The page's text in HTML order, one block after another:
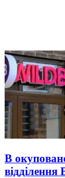
В
відділення